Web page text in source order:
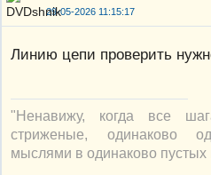
29-05-2026 11:15:17
Линию цепи проверить
"Ненавижу, когда все
стриженые, одинаково
мыслями в одинаково пустых